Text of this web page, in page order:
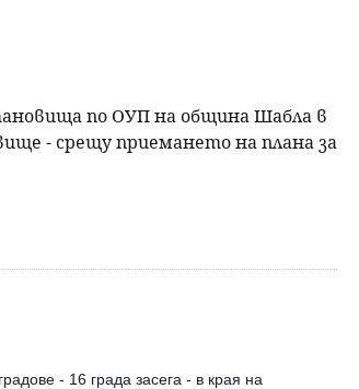
по ОУП на община Шабла в
- срещу приемането на плана за
- 16 града засега - в края на